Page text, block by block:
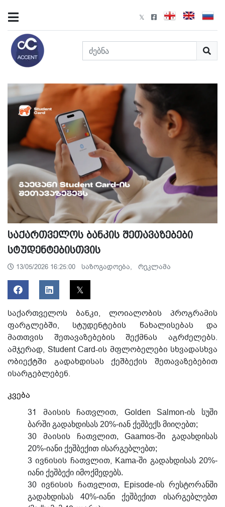
საქართველოს ბანკის შეთავაზებები
სტუდენტებისთვის
13/05/2026 16:25:00 საზოგადოება, რეკლამა
საქართველოს ბანკი, ლოიალობის პროგრამის
ფარგლებში, სტუდენტების წახალისებას და
მათთვის შეთავაზებების შექმნას აგრძელებს.
ამჯერად, Student Card-ის მფლობელები სხვადასხვა
ობიექტში გადახდისას ქეშბექის შეთავაზებებით
ისარგებლებენ.
კვება
31 მაისის ჩათვლით,
Golden Salmon-ის სუში
ბარში გადახდისას 20%-იან ქეშბექს მიიღებთ;
30 მაისის ჩათვლით, Gaamos-ში გადახდისას
20%-იანი ქეშბექით ისარგებლებთ;
3 ივნისის ჩათვლით, Kama-ში გადახდისას 20%-
იანი ქეშბექი იმოქმედებს.
30 ივნისის ჩათვლით, Episode-ის რესტორანში
გადახდისას 40%-იანი ქეშბექით ისარგებლებთ